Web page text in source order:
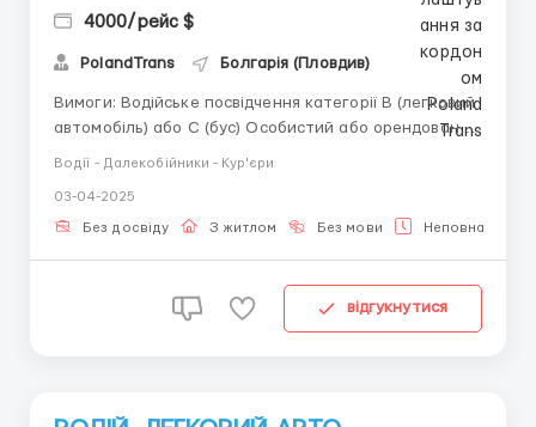
4000/рейс $
PolandTrans Болгарія (Пловдив)
Вимоги: Водійське посвідчення категорії B (легковий
автомобіль) або C (бус) Особистий або орендований
автомобіль з достатньою кількістю пасажирських
спілкування з клієнтами (або вміння користуватися
перекладчиком) Смартфон і знання навігаційних
Водії - Далекобійники - Кур'єри
03-04-2025
Без досвіду З житлом Без мови Неповна
відгукнутися